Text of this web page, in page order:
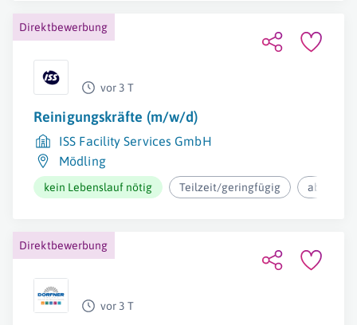
Direktbewerbung
vor 3 T
Reinigungskräfte (m/w/d)
ISS Facility Services GmbH
Mödling
kein Lebenslauf nötig Teilzeit/geringfügig ab
Direktbewerbung
vor 3 T